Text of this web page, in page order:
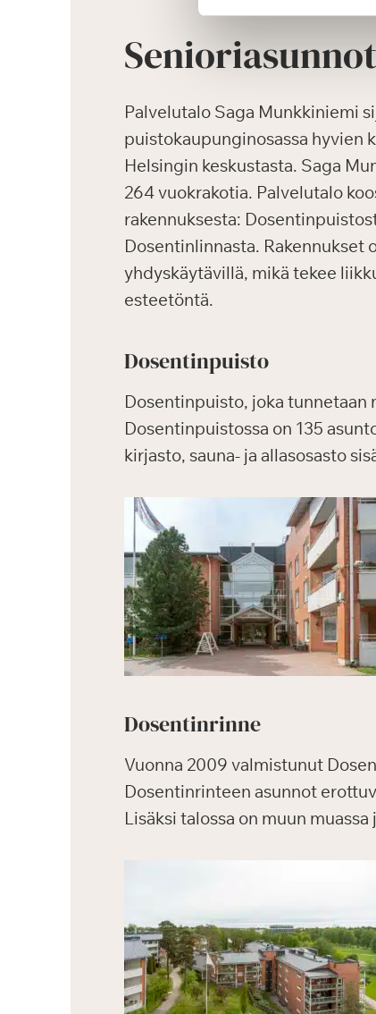
Senioriasunnot
Palvelutalo Saga Munkkiniemi
puistokaupunginosassa hyvien
Helsingin keskustasta. Saga
264 vuokrakotia. Palvelutalo
rakennuksesta:
Dosentinlinnasta. Rakennukset
yhdyskäytävillä, mikä tekee
esteetöntä.
Dosentinpuisto
Dosentinpuisto, joka tunnetaan
Dosentinpuistossa on 135
kirjasto, sauna- ja allasosasto
Dosentinrinne
Vuonna 2009 valmistunut
Dosentinrinteen asunnot
Lisäksi talossa on muun